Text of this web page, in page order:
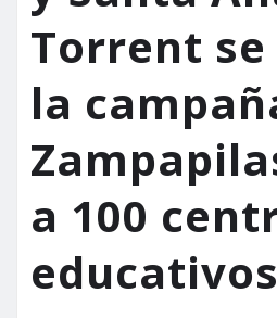
Torrent se
la
a 100
educativos